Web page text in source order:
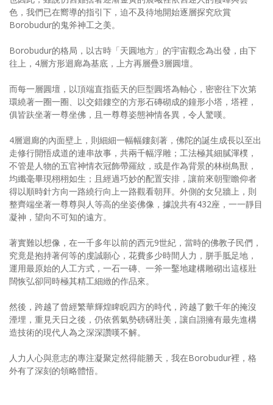
色，我們已在嚮導的指引下，迫不及待地開始逐層探究欣賞
Borobudur的鬼斧神工之美。
Borobudur的格局，以古時「天圓地方」的宇宙觀念為出發，由下
往上，4層方形迴廊為基底，上方再層疊3層圓壇。
而每一層圓壇，以頂端直指藍天的巨型圓塔為軸心，密密往下次第
環繞著一圈一圈、以交錯鏤空的方形石磚砌成的鐘形小塔，塔裡，
俱皆趺坐著一尊坐佛，且一尊尊姿態神情各異，令人驚嘆。
4層迴廊的內面壁上，則細細一幅幅鏤刻著，佛陀的誕生成長以至出
走修行開悟成道的連串故事，共兩千幅浮雕；工法極其細膩渾樸，
不管是人物的五官神情衣冠飾帶羅紋，或是作為背景的林樹鳥獸，
均纖毫畢現栩栩如生；且經過巧妙的配置安排，讓前來朝聖瞻仰者
得以順時針方向一路繞行向上一路觀看朝拜。外側的女兒牆上，則
整齊端坐著一尊尊與人等高的坐姿佛像，據說共有432座，一一靜目
凝神，望向不可知的遠方。
著實難以想像，在一千多年以前的西元9世紀，當時的佛教子民們，
究竟是抱持著何等的虔誠願心，花費多少時間人力，胼手胝足地，
運用最原始的人工方式，一石一磚、一斧一鑿地建構雕砌出這樣壯
闊恢弘卻同時極其精工細緻的作品來。
然後，跨越了曾經繁華輝煌睥睨四方的時代，跨越了數千年的掩沒
湮埋，重見天日之後，仍依舊氣勢磅礡壯美，讓自詡擁有最先進構
造技術的現代人為之深深讚嘆不解。
人力人心與意志的專注凝聚定然得能勝天，我在Borobudur裡，格
外有了深刻的領略體悟。